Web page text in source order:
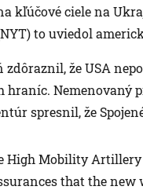
kľúčové ciele na
to uviedol
zdôraznil, že USA
hraníc. Nemenovaný
spresnil, že
High Mobility Artillery
that the new